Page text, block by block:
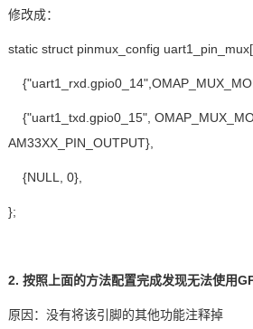
修改成：
static struct pinmux_config
{"uart1_txd.gpio0_15",
AM33XX_PIN_OUTPUT},
{NULL, 0},
};
2. 按照上面的方法配置完成发现无法使用
原因：没有将该引脚的其他功能注释掉